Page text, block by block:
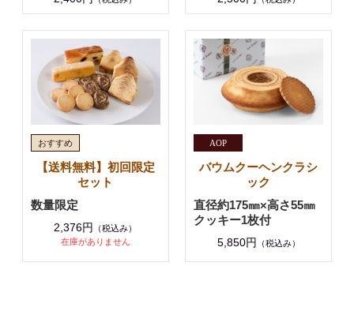
【送料無料】初回限定
セット
数量限定
2,376円
（税込み）
在庫がありません
バウムクーヘンクラシ
ック
直径約175㎜×高さ55㎜
クッキー1枚付
5,850円 （税込み）